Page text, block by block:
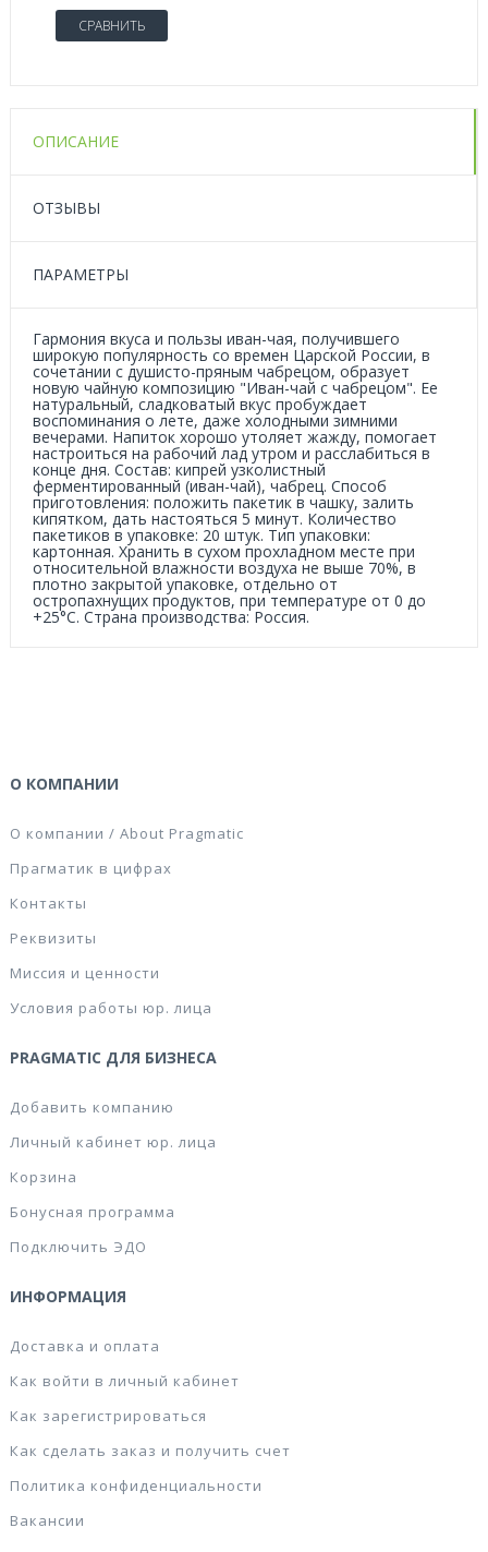
СРАВНИТЬ
ОПИСАНИЕ
ОТЗЫВЫ
ПАРАМЕТРЫ
Гармония вкуса и пользы иван-чая, получившего
широкую популярность со времен Царской России, в
сочетании с душисто-пряным чабрецом, образует
новую чайную композицию "Иван-чай с чабрецом". Ее
натуральный, сладковатый вкус пробуждает
воспоминания о лете, даже холодными зимними
вечерами. Напиток хорошо утоляет жажду, помогает
настроиться на рабочий лад утром и расслабиться в
конце дня. Состав: кипрей узколистный
ферментированный (иван-чай), чабрец. Способ
приготовления: положить пакетик в чашку, залить
кипятком, дать настояться 5 минут. Количество
пакетиков в упаковке: 20 штук. Тип упаковки:
картонная. Хранить в сухом прохладном месте при
относительной влажности воздуха не выше 70%, в
плотно закрытой упаковке, отдельно от
остропахнущих продуктов, при температуре от 0 до
+25°C. Страна производства: Россия.
О КОМПАНИИ
О компании / About Pragmatic
Прагматик в цифрах
Контакты
Реквизиты
Миссия и ценности
Условия работы юр. лица
PRAGMATIC ДЛЯ БИЗНЕСА
Добавить компанию
Личный кабинет юр. лица
Корзина
Бонусная программа
Подключить ЭДО
ИНФОРМАЦИЯ
Доставка и оплата
Как войти в личный кабинет
Как зарегистрироваться
Как сделать заказ и получить счет
Политика конфиденциальности
Вакансии